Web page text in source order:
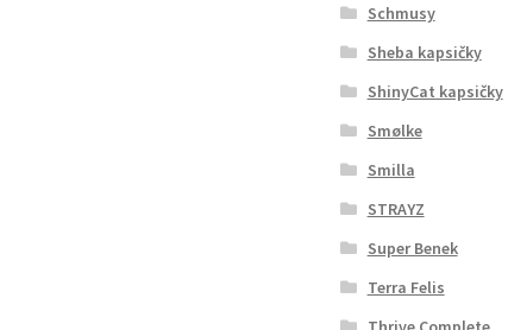
Schmusy
Sheba kapsičky
ShinyCat kapsičky
Smølke
Smilla
STRAYZ
Super Benek
Terra Felis